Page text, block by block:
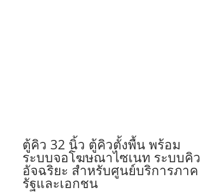
ตู้คิว 32 นิ้ว ตู้คิวตั้งพื้น พร้อม
ระบบจอโฆษณาไซเนท ระบบคิว
อัจฉริยะ สำหรับศูนย์บริการภาค
รัฐและเอกชน